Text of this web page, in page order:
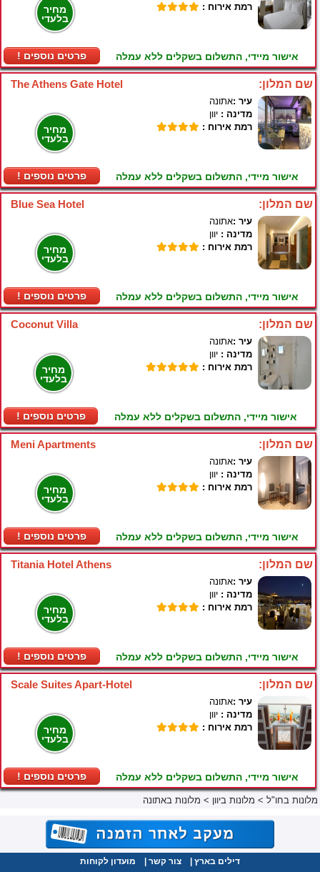
מחיר
בלעדי
! פרטים נוספים
רמת אירוח :
אישור מיידי, התשלום בשקלים ללא עמלה
The Athens Gate Hotel שם המלון:
מחיר
בלעדי
! פרטים נוספים
עיר :אתונה
מדינה : יוון
רמת אירוח :
אישור מיידי, התשלום בשקלים ללא עמלה
Blue Sea Hotel שם המלון:
מחיר
בלעדי
! פרטים נוספים
עיר :אתונה
מדינה : יוון
רמת אירוח :
אישור מיידי, התשלום בשקלים ללא עמלה
Coconut Villa שם המלון:
מחיר
בלעדי
! פרטים נוספים
עיר :אתונה
מדינה : יוון
רמת אירוח :
אישור מיידי, התשלום בשקלים ללא עמלה
Meni Apartments שם המלון:
מחיר
בלעדי
! פרטים נוספים
עיר :אתונה
מדינה : יוון
רמת אירוח :
אישור מיידי, התשלום בשקלים ללא עמלה
Titania Hotel Athens שם המלון:
מחיר
בלעדי
! פרטים נוספים
עיר :אתונה
מדינה : יוון
רמת אירוח :
אישור מיידי, התשלום בשקלים ללא עמלה
Scale Suites Apart-Hotel שם המלון:
מחיר
בלעדי
! פרטים נוספים
עיר :אתונה
מדינה : יוון
רמת אירוח :
אישור מיידי, התשלום בשקלים ללא עמלה
מלונות בחו"ל > מלונות ביוון > מלונות באתונה
דילים בארץ צור קשר מועדון לקוחות